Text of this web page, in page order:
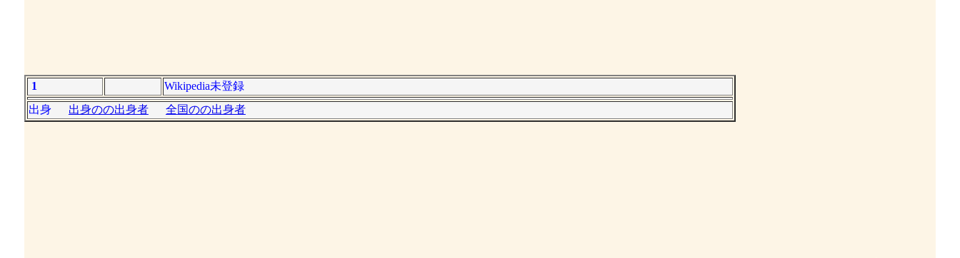
1
Wikipedia未登録
出身 出身のの出身者 全国のの出身者